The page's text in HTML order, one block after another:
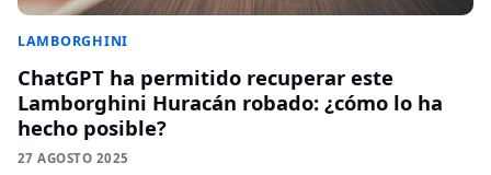
LAMBORGHINI
ChatGPT ha permitido recuperar este
Lamborghini Huracán robado: ¿cómo lo ha
hecho posible?
27 AGOSTO 2025